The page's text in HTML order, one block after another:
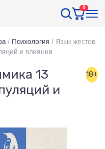
0
/ Психология / Язык жестов
и влияния
13
и
18+